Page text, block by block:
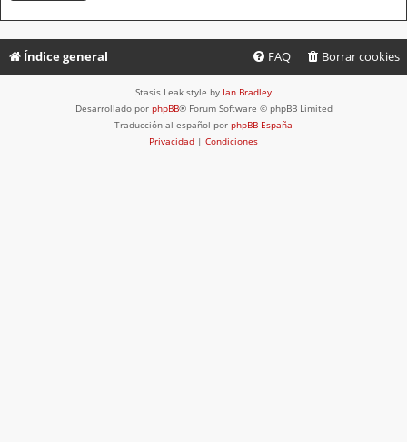
Índice general Borrar cookies
FAQ
Stasis Leak style by Ian Bradley
Desarrollado por phpBB® Forum Software © phpBB Limited
Traducción al español por phpBB España
Privacidad | Condiciones